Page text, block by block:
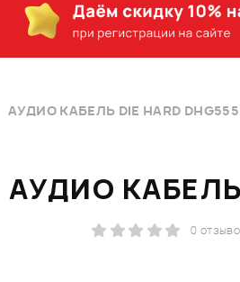
АУДИО КАБЕЛЬ DIE HARD
АУДИО КАБЕЛЬ
0